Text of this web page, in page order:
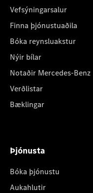
Vefsýningarsalur
Finna þjónustuaðila
Bóka reynsluakstur
Nýir bílar
Notaðir Mercedes-Benz
Verðlistar
Bæklingar
Þjónusta
Bóka þjónustu
Aukahlutir